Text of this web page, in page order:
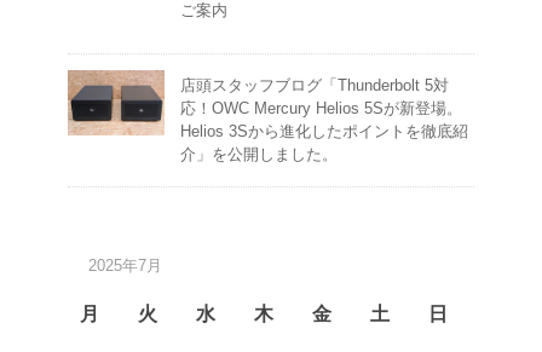
ご案内
店頭スタッフブログ「Thunderbolt 5対
応！OWC Mercury Helios 5Sが新登場。
Helios 3Sから進化したポイントを徹底紹
介」を公開しました。
2025年7月
月 火 水 木 金 土 日